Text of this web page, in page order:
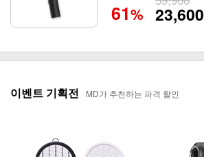
61% 23,600
이벤트 기획전 MD가 추천하는 파격 할인